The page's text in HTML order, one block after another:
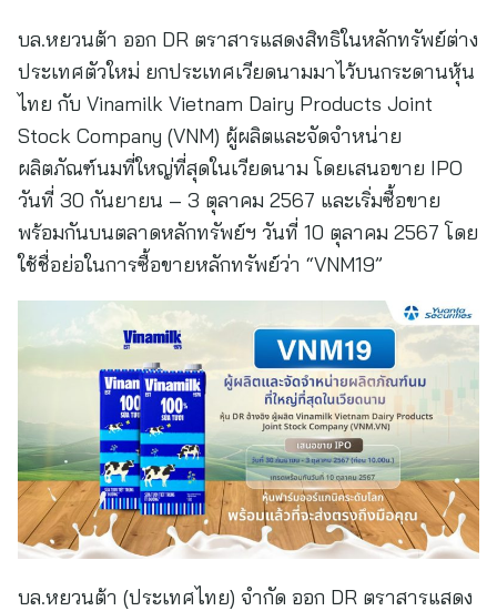
บล.หยวนต้า ออก DR ตราสารแสดงสิทธิในหลักทรัพย์ต่าง
ประเทศตัวใหม่ ยกประเทศเวียดนามมาไว้บนกระดานหุ้น
ไทย กับ Vinamilk Vietnam Dairy Products Joint
Stock Company (VNM) ผู้ผลิตและจัดจำหน่าย
ผลิตภัณฑ์นมที่ใหญ่ที่สุดในเวียดนาม โดยเสนอขาย IPO
วันที่ 30 กันยายน – 3 ตุลาคม 2567 และเริ่มซื้อขาย
พร้อมกันบนตลาดหลักทรัพย์ฯ วันที่ 10 ตุลาคม 2567 โดย
ใช้ชื่อย่อในการซื้อขายหลักทรัพย์ว่า “VNM19”
บล.หยวนต้า (ประเทศไทย) จำกัด ออก DR ตราสารแสดง